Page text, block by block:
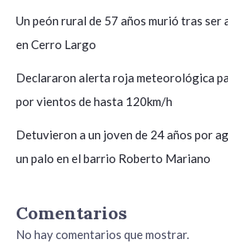
Un peón rural de 57 años murió tras ser
en Cerro Largo
Declararon alerta roja meteorológica
por vientos de hasta 120km/h
Detuvieron a un joven de 24 años por
un palo en el barrio Roberto Mariano
Comentarios
No hay comentarios que mostrar.